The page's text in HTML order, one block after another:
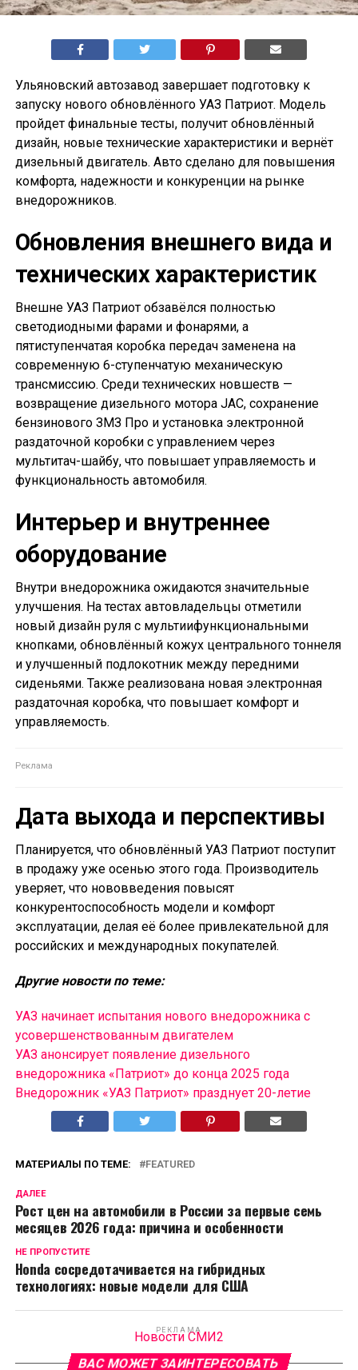
Ульяновский автозавод завершает подготовку к
запуску нового обновлённого УАЗ Патриот. Модель
пройдет финальные тесты, получит обновлённый
дизайн, новые технические характеристики и вернёт
дизельный двигатель. Авто сделано для повышения
комфорта, надежности и конкуренции на рынке
внедорожников.
Обновления внешнего вида и
технических характеристик
Внешне УАЗ Патриот обзавёлся полностью
светодиодными фарами и фонарями, а
пятиступенчатая коробка передач заменена на
современную 6-ступенчатую механическую
трансмиссию. Среди технических новшеств —
возвращение дизельного мотора JAC, сохранение
бензинового ЗМЗ Про и установка электронной
раздаточной коробки с управлением через
мультитач-шайбу, что повышает управляемость и
функциональность автомобиля.
Интерьер и внутреннее
оборудование
Внутри внедорожника ожидаются значительные
улучшения. На тестах автовладельцы отметили
новый дизайн руля с мультиифункциональными
кнопками, обновлённый кожух центрального тоннеля
и улучшенный подлокотник между передними
сиденьями. Также реализована новая электронная
раздаточная коробка, что повышает комфорт и
управляемость.
Дата выхода и перспективы
Планируется, что обновлённый УАЗ Патриот поступит
в продажу уже осенью этого года. Производитель
уверяет, что нововведения повысят
конкурентоспособность модели и комфорт
эксплуатации, делая её более привлекательной для
российских и международных покупателей.
Другие новости по теме:
УАЗ начинает испытания нового внедорожника с
усовершенствованным двигателем
УАЗ анонсирует появление дизельного
внедорожника «Патриот» до конца 2025 года
Внедорожник «УАЗ Патриот» празднует 20-летие
МАТЕРИАЛЫ ПО ТЕМЕ: FEATURED
ДАЛЕЕ
Рост цен на автомобили в России за первые семь
месяцев 2026 года: причина и особенности
НЕ ПРОПУСТИТЕ
Honda сосредотачивается на гибридных
технологиях: новые модели для США
РЕКЛАМА
Новости СМИ2
ВАС МОЖЕТ ЗАИНТЕРЕСОВАТЬ